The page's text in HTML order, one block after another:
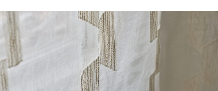
キーワードから記事を探す
照明 コンソールデスク
ミラー キッズ家具
リビングテーブル キッチンボード